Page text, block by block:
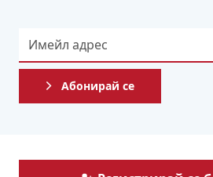
Абонирай се